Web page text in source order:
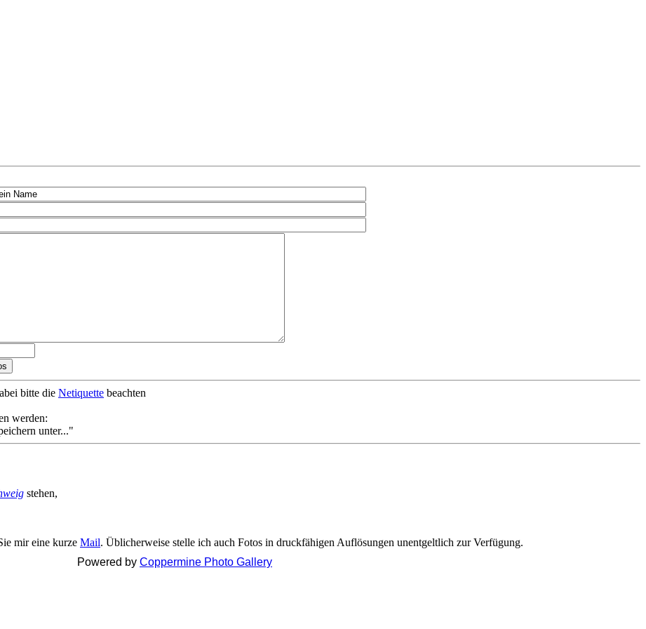
bitte die Netiquette beachten
werden:
unter..."
stehen,
mir eine kurze Mail. Üblicherweise stelle ich auch Fotos in druckfähigen Auflösungen unentgeltlich zur Verfügung.
Powered by Coppermine Photo Gallery